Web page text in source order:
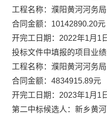
工程名称：濮阳黄河河务
合同金额： 10142890.20元
开完工日期： 2022年1月1
投标文件中填报的项目业绩
工程名称：濮阳黄河河务
合同金额： 4834915.89元
开完工日期： 2023年1月1
第二中标候选人：新乡黄